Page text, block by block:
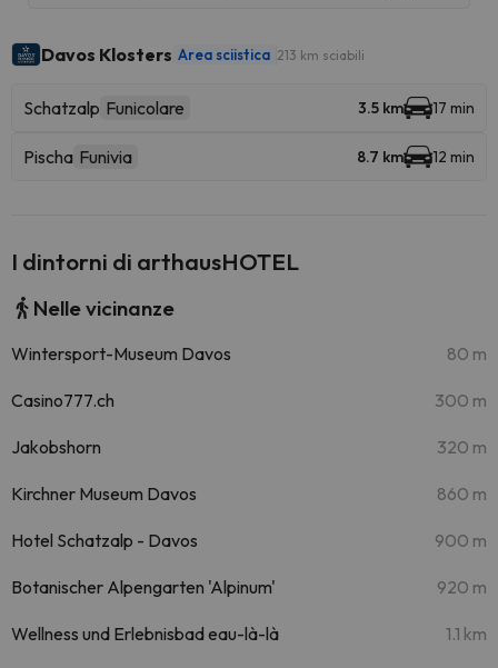
Davos Klosters Area sciistica 213 km sciabili
Schatzalp Funicolare 3.5 km 17 min
Pischa Funivia 8.7 km 12 min
I dintorni di arthausHOTEL
Nelle vicinanze
Wintersport-Museum Davos 80 m
Casino777.ch 300 m
Jakobshorn 320 m
Kirchner Museum Davos 860 m
Hotel Schatzalp - Davos 900 m
Botanischer Alpengarten 'Alpinum' 920 m
Wellness und Erlebnisbad eau-là-là 1.1 km